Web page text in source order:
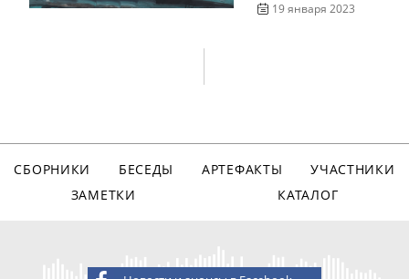
19 января 2023
СБОРНИКИ БЕСЕДЫ АРТЕФАКТЫ
УЧАСТНИКИ
ЗАМЕТКИ
КАТАЛОГ